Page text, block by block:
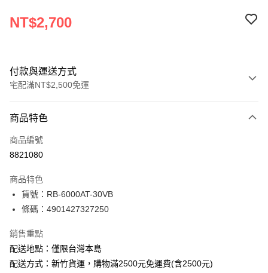
NT$2,700
付款與運送方式
宅配滿NT$2,500免運
信用卡一次付款
Apple Pay
悠遊付
ATM付款
運送方式
下單前請先詢問庫存
商品特色
商品編號
8821080
商品特色
貨號：RB-6000AT-30VB
條碼：4901427327250
銷售重點
配送地點：僅限台灣本島
配送方式：新竹貨運，購物滿2500元免運費(含2500元)